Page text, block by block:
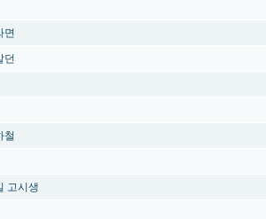
면
던
철
고시생